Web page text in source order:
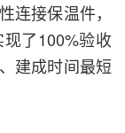
连接保温件，
了100%验收
建成时间最短